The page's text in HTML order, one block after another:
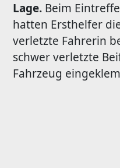
Lage. Beim
hatten Ersthelfer
verletzte Fahrerin
schwer verletzte
Fahrzeug